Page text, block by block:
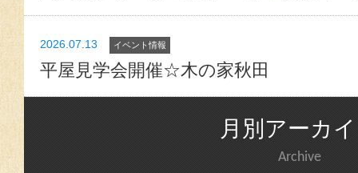
2026.07.13 イベント情報
平屋見学会開催☆木の家秋田
月別アーカ
Archive